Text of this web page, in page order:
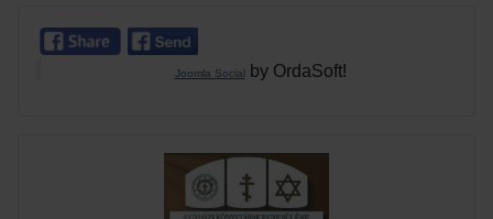
Joomla Socialby OrdaSoft!